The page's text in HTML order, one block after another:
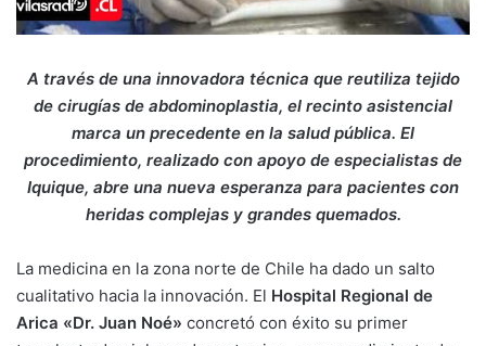
A través de una innovadora técnica que reutiliza tejido
de cirugías de abdominoplastia, el recinto asistencial
marca un precedente en la salud pública. El
procedimiento, realizado con apoyo de especialistas de
Iquique, abre una nueva esperanza para pacientes con
heridas complejas y grandes quemados.
La medicina en la zona norte de Chile ha dado un salto
cualitativo hacia la innovación. El Hospital Regional de
Arica «Dr. Juan Noé» concretó con éxito su primer